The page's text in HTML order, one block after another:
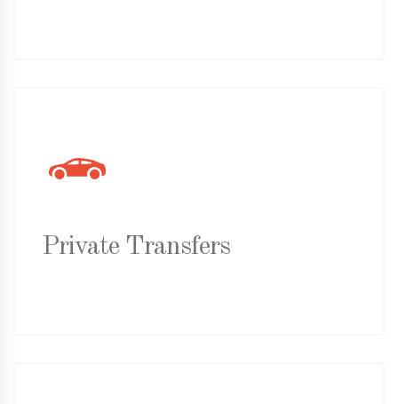
Private Transfers